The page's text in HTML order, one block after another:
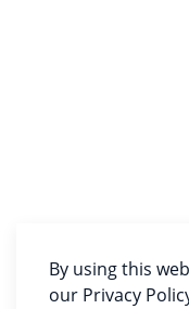
By using this
our Privacy